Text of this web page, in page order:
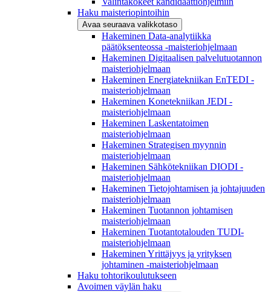
Haku maisteriopintoihin
Avaa seuraava valikkotaso
Hakeminen Data-analytiikka
päätöksenteossa -maisteriohjelmaan
Hakeminen Digitaalisen palvelutuotannon
maisteriohjelmaan
Hakeminen Energiatekniikan EnTEDI -
maisteriohjelmaan
Hakeminen Konetekniikan JEDI -
maisteriohjelmaan
Hakeminen Laskentatoimen
maisteriohjelmaan
Hakeminen Strategisen myynnin
maisteriohjelmaan
Hakeminen Sähkötekniikan DIODI -
maisteriohjelmaan
Hakeminen Tietojohtamisen ja johtajuuden
maisteriohjelmaan
Hakeminen Tuotannon johtamisen
maisteriohjelmaan
Hakeminen Tuotantotalouden TUDI-
maisteriohjelmaan
Hakeminen Yrittäjyys ja yrityksen
johtaminen -maisteriohjelmaan
Haku tohtorikoulutukseen
Avoimen väylän haku